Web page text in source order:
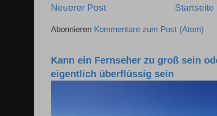
Neuerer Post Startseite
Abonnieren Kommentare zum Post (Atom)
Kann ein Fernseher zu groß sein
eigentlich überflüssig sein